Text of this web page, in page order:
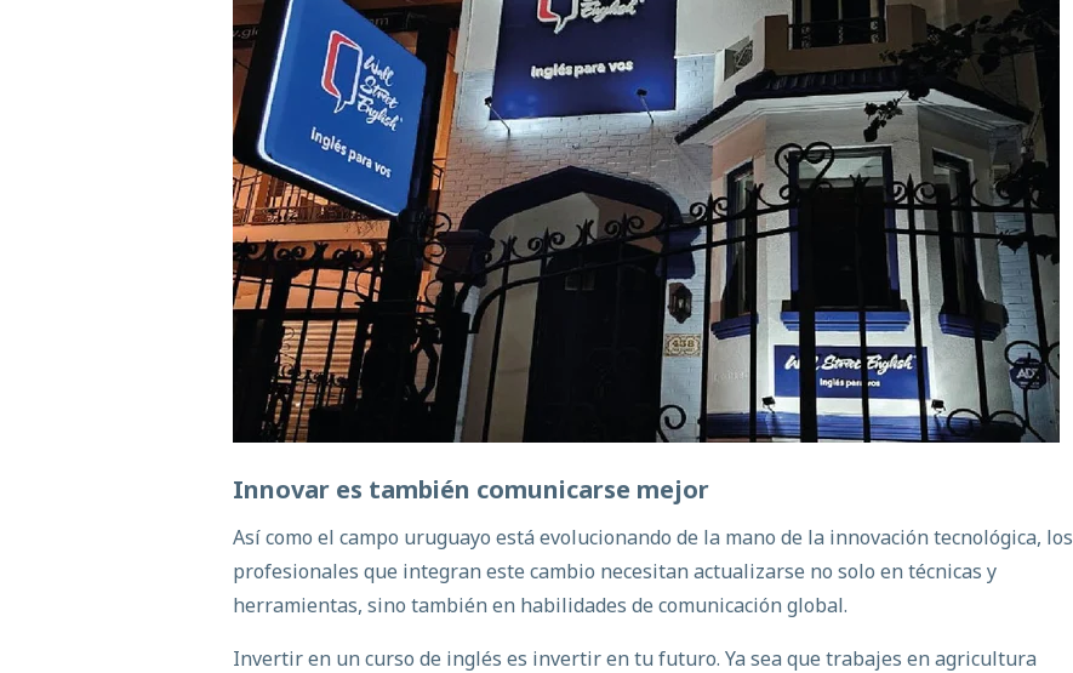
Innovar es también comunicarse mejor
Así como el campo uruguayo está evolucionando de la mano de la innovación tecnológica, los
profesionales que integran este cambio necesitan actualizarse no solo en técnicas y
herramientas, sino también en habilidades de comunicación global.
Invertir en uncurso de inglés es invertir en tu futuro. Ya sea que trabajes en agricultura